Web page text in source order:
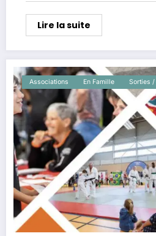
Lire la suite
Associations En Famille Sorties /